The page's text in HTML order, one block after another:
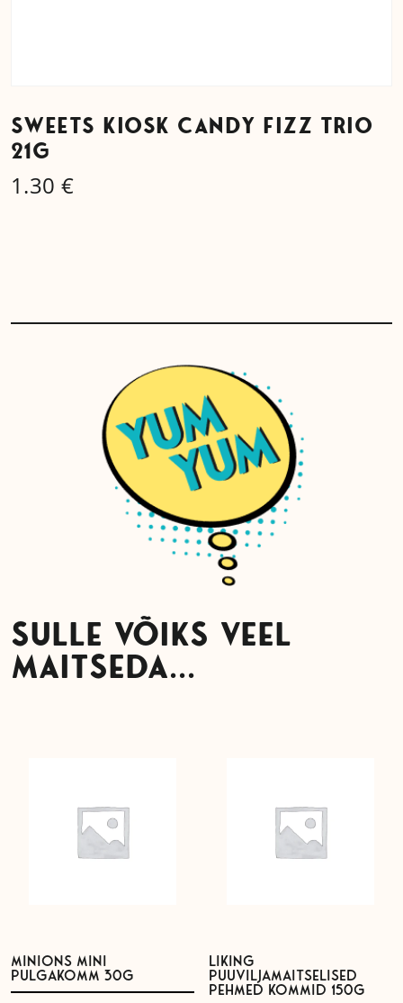
SWEETS KIOSK CANDY FIZZ TRIO
21G
1.30€
SULLE VÕIKS VEEL
MAITSEDA...
MINIONS MINI
PULGAKOMM 30G
LIKING
PUUVILJAMAITSELISED
PEHMED KOMMID 150G